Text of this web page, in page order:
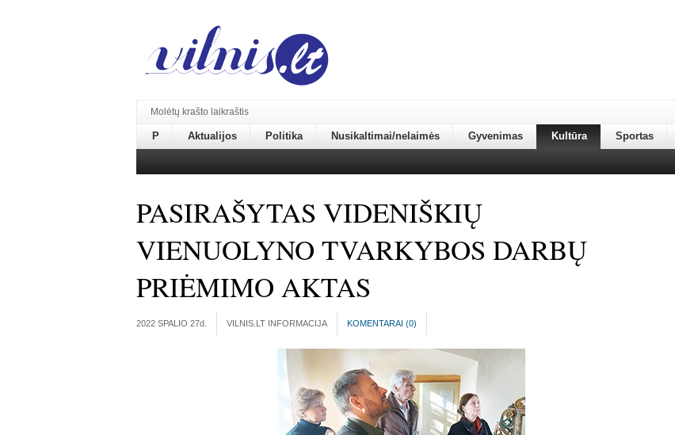
Molėtų krašto laikraštis
P Aktualijos Politika Nusikaltimai/nelaimės Gyvenimas Kultūra Sportas
PASIRAŠYTAS VIDENIŠKIŲ
VIENUOLYNO TVARKYBOS DARBŲ
PRIĖMIMO AKTAS
2022 SPALIO 27d. VILNIS.LT INFORMACIJA KOMENTARAI (0)